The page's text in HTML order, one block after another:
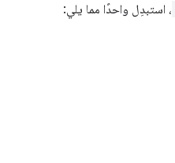
، استبدِل واحدًا مما يلي: